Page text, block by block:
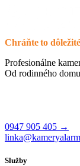
Chráňte to
Profesionálne
Od rodinného
0947 905 405 →
Služby